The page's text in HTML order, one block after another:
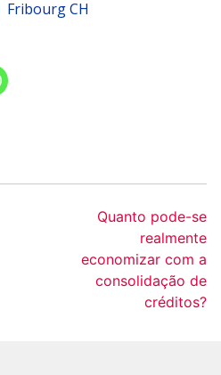
Fribourg CH
Quanto pode-se
realmente
economizar com a
consolidação de
créditos?